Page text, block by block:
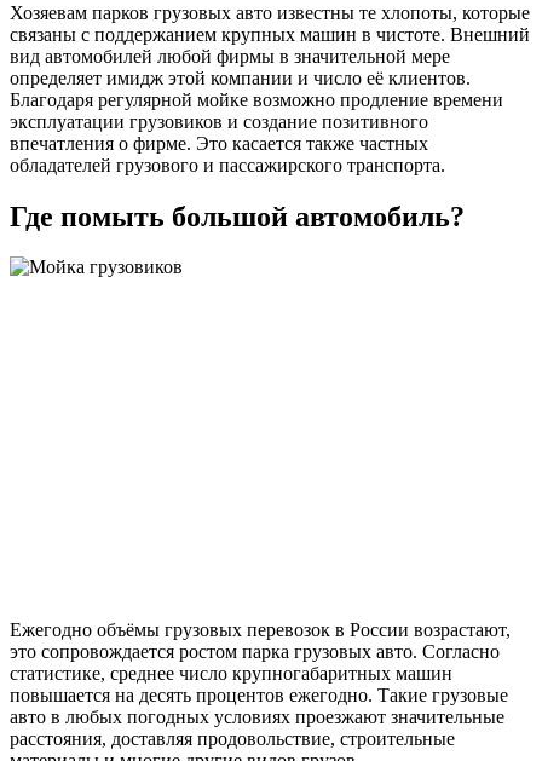
Хозяевам парков грузовых авто известны те хлопоты, которые
связаны с поддержанием крупных машин в чистоте. Внешний
вид автомобилей любой фирмы в значительной мере
определяет имидж этой компании и число её клиентов.
Благодаря регулярной мойке возможно продление времени
эксплуатации грузовиков и создание позитивного
впечатления о фирме. Это касается также частных
обладателей грузового и пассажирского транспорта.
Где помыть большой автомобиль?
Ежегодно объёмы грузовых перевозок в России возрастают,
это сопровождается ростом парка грузовых авто. Согласно
статистике, среднее число крупногабаритных машин
повышается на десять процентов ежегодно. Такие грузовые
авто в любых погодных условиях проезжают значительные
расстояния, доставляя продовольствие, строительные